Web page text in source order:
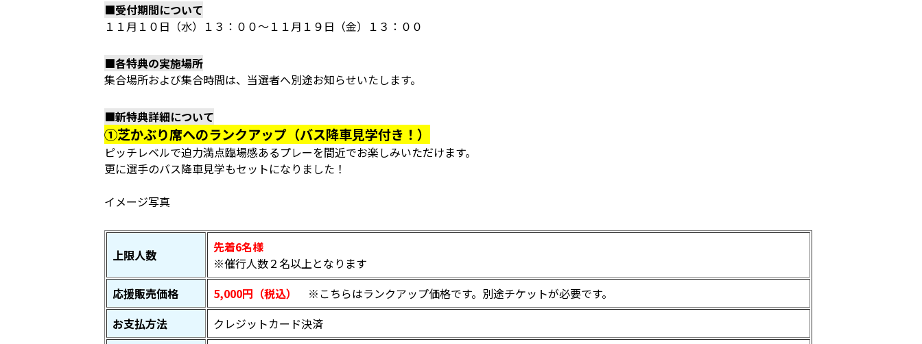
■受付期間について
１１月１０日（水）１３：００～１１月１９日（金）１３：００
■各特典の実施場所
集合場所および集合時間は、当選者へ別途お知らせいたします。
■新特典詳細について
①芝かぶり席へのランクアップ（バス降車見学付き！）
ピッチレベルで迫力満点臨場感あるプレーを間近でお楽しみいただけます。
更に選手のバス降車見学もセットになりました！
イメージ写真
上限人数
先着6名様
※催行人数２名以上となります
応援販売価格
5,000円（税込）
※こちらはランクアップ価格です。別途チケットが必要です。
お支払方法
クレジットカード決済